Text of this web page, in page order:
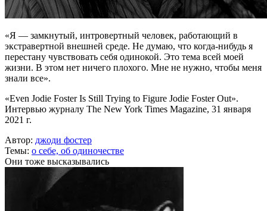
«Я — замкнутый, интровертный человек, работающий в
экстравертной внешней среде. Не думаю, что когда-нибудь я
перестану чувствовать себя одинокой. Это тема всей моей
жизни. В этом нет ничего плохого. Мне не нужно, чтобы меня
знали все».
«Even Jodie Foster Is Still Trying to Figure Jodie Foster Out».
Интервью журналу The New York Times Magazine, 31 января
2021 г.
Автор: джоди фостер
Темы: о себе, об одиночестве
Они тоже высказывались